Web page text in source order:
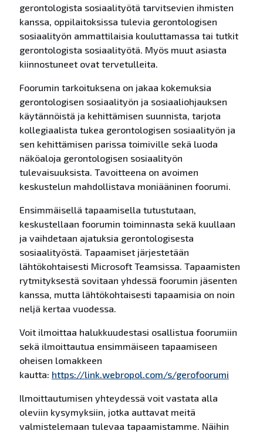
gerontologista sosiaalityötä tarvitsevien ihmisten
kanssa, oppilaitoksissa tulevia gerontologisen
sosiaalityön ammattilaisia kouluttamassa tai tutkit
gerontologista sosiaalityötä. Myös muut asiasta
kiinnostuneet ovat tervetulleita.
Foorumin tarkoituksena on jakaa kokemuksia
gerontologisen sosiaalityön ja sosiaaliohjauksen
käytännöistä ja kehittämisen suunnista, tarjota
kollegiaalista tukea gerontologisen sosiaalityön ja
sen kehittämisen parissa toimiville sekä luoda
näköaloja gerontologisen sosiaalityön
tulevaisuuksista. Tavoitteena on avoimen
keskustelun mahdollistava moniääninen foorumi.
Ensimmäisellä tapaamisella tutustutaan,
keskustellaan foorumin toiminnasta sekä kuullaan
ja vaihdetaan ajatuksia gerontologisesta
sosiaalityöstä. Tapaamiset järjestetään
lähtökohtaisesti Microsoft Teamsissa. Tapaamisten
rytmityksestä sovitaan yhdessä foorumin jäsenten
kanssa, mutta lähtökohtaisesti tapaamisia on noin
neljä kertaa vuodessa.
Voit ilmoittaa halukkuudestasi osallistua foorumiin
sekä ilmoittautua ensimmäiseen tapaamiseen
oheisen lomakkeen
kautta: https://link.webropol.com/s/gerofoorumi
Ilmoittautumisen yhteydessä voit vastata alla
oleviin kysymyksiin, jotka auttavat meitä
valmistelemaan tulevaa tapaamistamme. Näihin